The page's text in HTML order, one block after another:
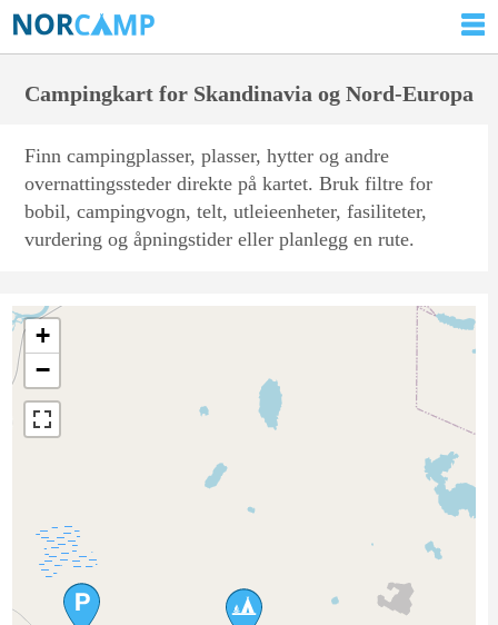
Campingkart for Skandinavia og Nord-Europa
Finn campingplasser, plasser, hytter og andre
overnattingssteder direkte på kartet. Bruk filtre for
bobil, campingvogn, telt, utleieenheter, fasiliteter,
vurdering og åpningstider eller planlegg en rute.
+
−